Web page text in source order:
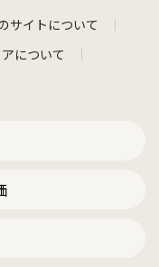
サイトについて
について